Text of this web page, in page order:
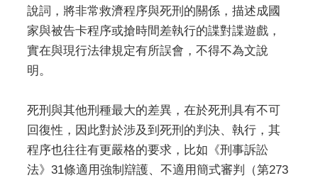
說詞，將非常救濟程序與死刑的關係，描述成國
家與被告卡程序或搶時間差執行的諜對諜遊戲，
實在與現行法律規定有所誤會，不得不為文說
明。
死刑與其他刑種最大的差異，在於死刑具有不可
回復性，因此對於涉及到死刑的判決、執行，其
程序也往往有更嚴格的要求，比如《刑事訴訟
法》31條適用強制辯護、不適用簡式審判（第273